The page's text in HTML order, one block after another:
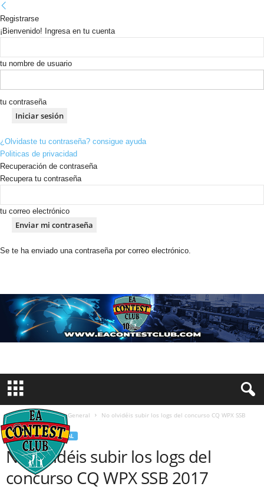
Registrarse
¡Bienvenido! Ingresa en tu cuenta
tu nombre de usuario
tu contraseña
¿Olvidaste tu contraseña? consigue ayuda
Politicas de privacidad
Recuperación de contraseña
Recupera tu contraseña
tu correo electrónico
Se te ha enviado una contraseña por correo electrónico.
Inicio Información General
No olvidéis subir los logs del concurso CQ WPX SSB
2017
INFORMACIÓN GENERAL
No olvidéis subir los logs del
concurso CQ WPX SSB 2017